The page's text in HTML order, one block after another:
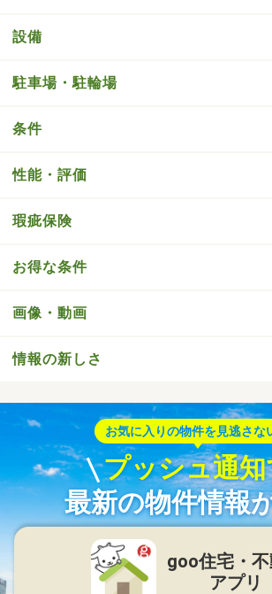
設備
駐車場・駐輪場
条件
性能・評価
瑕疵保険
お得な条件
画像・動画
情報の新しさ
お気に入りの物件を見逃さな
プッシュ通知
最新の物件情報
goo住宅・
アプリ